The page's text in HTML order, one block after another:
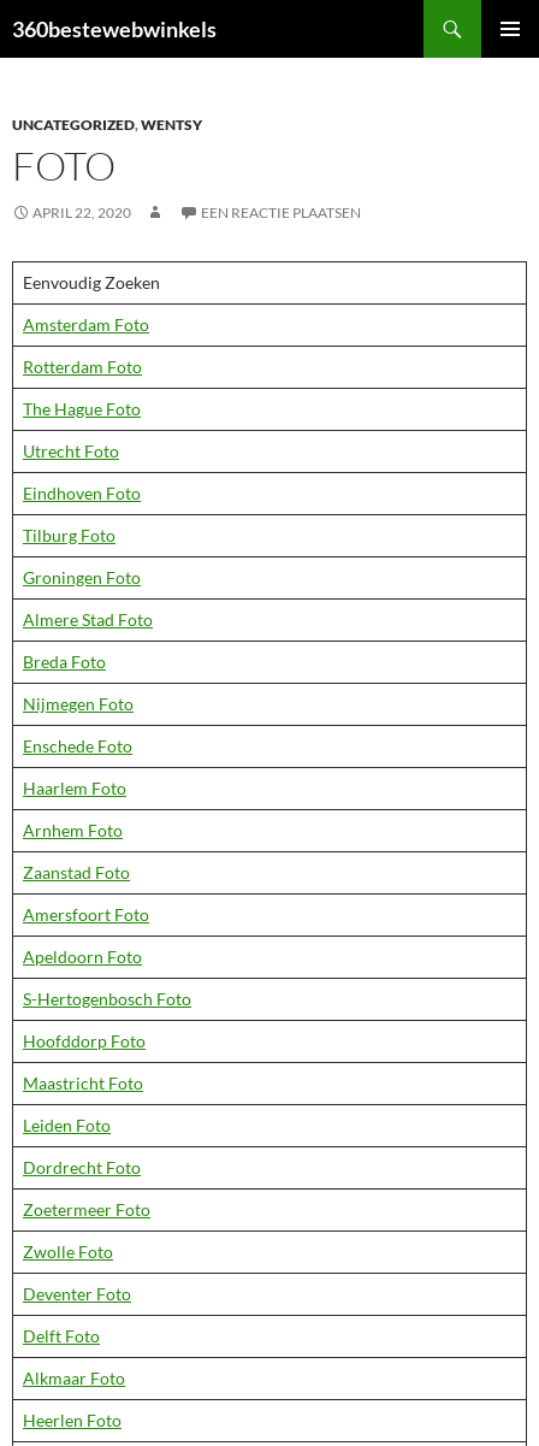
naar
360bestewebwinkels
UNCATEGORIZED,WENTSY
FOTO
APRIL 22, 2020 EEN REACTIE PLAATSEN
Eenvoudig Zoeken
Amsterdam Foto
Rotterdam Foto
The Hague Foto
Utrecht Foto
Eindhoven Foto
Tilburg Foto
Groningen Foto
Almere Stad Foto
Breda Foto
Nijmegen Foto
Enschede Foto
Haarlem Foto
Arnhem Foto
Zaanstad Foto
Amersfoort Foto
Apeldoorn Foto
S-Hertogenbosch Foto
Hoofddorp Foto
Maastricht Foto
Leiden Foto
Dordrecht Foto
Zoetermeer Foto
Zwolle Foto
Deventer Foto
Delft Foto
Alkmaar Foto
Heerlen Foto